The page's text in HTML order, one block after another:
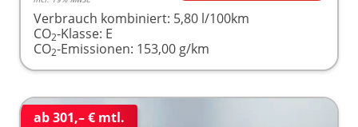
Verbrauch kombiniert: 5,80 l/100km
CO2-Klasse: E
CO2-Emissionen: 153,00 g/km
ab 301,– € mtl.